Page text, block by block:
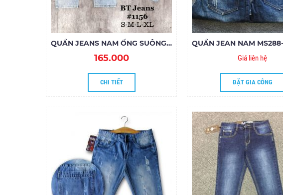
QUẦN JEANS NAM ỐNG SUÔNG 1156
165.000
CHI TIẾT
Giá liên hệ
ĐẶT GIA CÔNG